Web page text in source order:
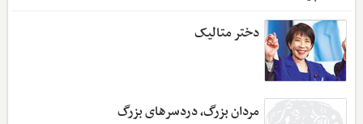
دختر متالیک
مردان بزرگ، دردسرهای بزرگ